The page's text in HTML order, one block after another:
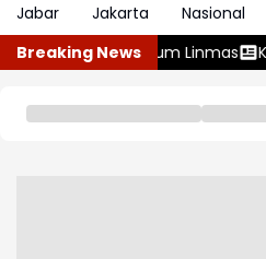
Jabar
Jakarta Nasional
Breaking News
Hentikan Sementara